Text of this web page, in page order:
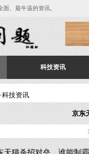
、最牛逼的资讯。
科技资讯
科技资讯
京东
天猫杀招对垒，谁能制